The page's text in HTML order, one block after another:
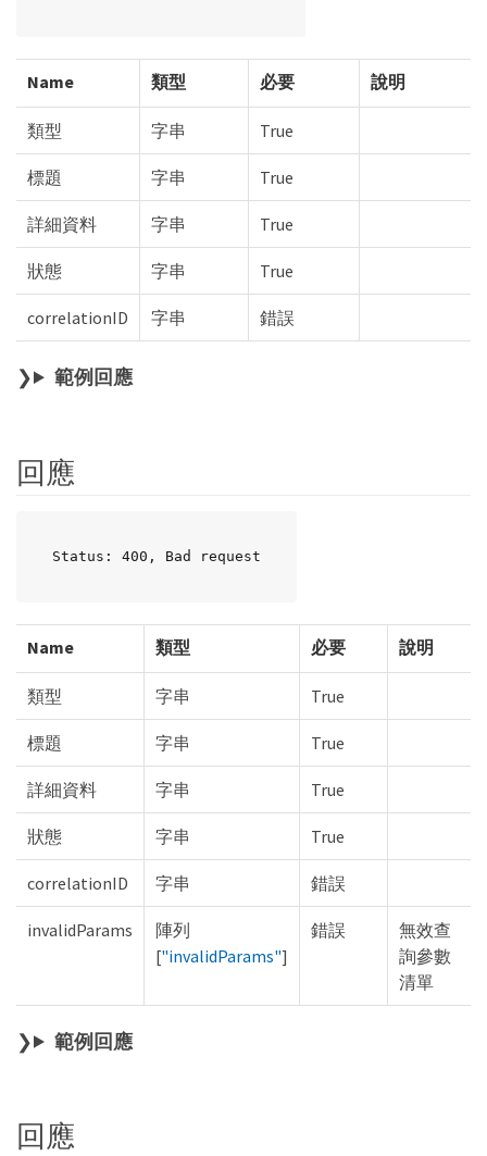
Name 類型 必要 說明
類型 字串 True
標題 字串 True
詳細資料 字串 True
狀態 字串 True
correlationID 字串 錯誤
範例回應
回應
Status: 400, Bad request
Name 類型 必要 說明
類型 字串 True
標題 字串 True
詳細資料 字串 True
狀態 字串 True
correlationID 字串 錯誤
invalidParams
陣列
["invalidParams"]
錯誤
無效查
詢參數
清單
範例回應
回應